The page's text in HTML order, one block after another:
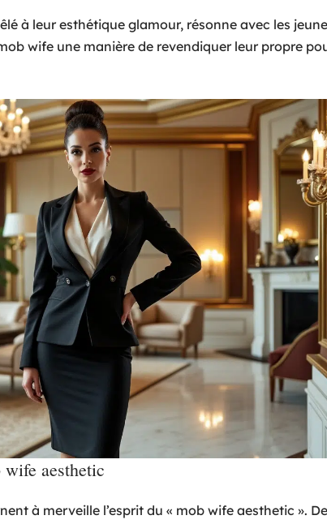
à leur esthétique glamour, résonne avec les
wife une manière de revendiquer leur propre
aesthetic
à merveille l’esprit du « mob wife aesthetic ».